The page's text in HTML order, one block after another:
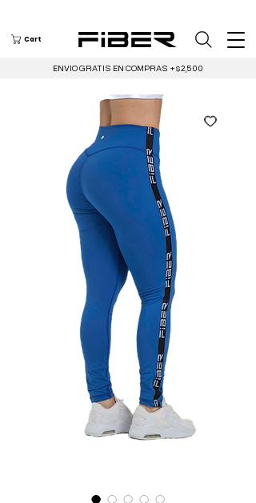
Cart
ENVIO GRATIS EN COMPRAS +$2,500